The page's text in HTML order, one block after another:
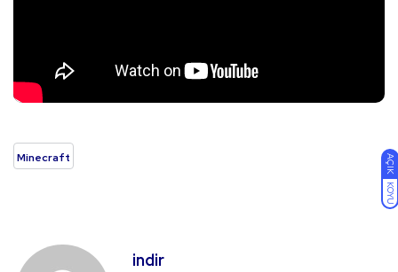
AÇIK
KOYU
Minecraft
indir